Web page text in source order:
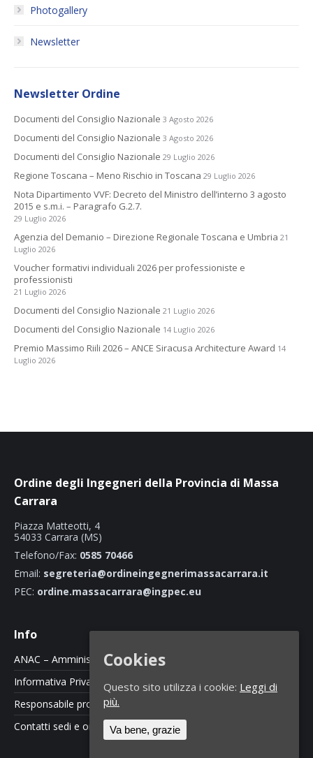
Photogallery
Newsletter
Newsletter Ordine
Documenti del Consiglio Nazionale 3 Agosto 2026
Documenti del Consiglio Nazionale 3 Agosto 2026
Documenti del Consiglio Nazionale 29 Luglio 2026
Regione Toscana – Meno Rischio in Toscana 29 Luglio 2026
Nota Dipartimento VVF: Decreto del Ministro dell’interno 3 agosto
2015 e s.m.i. – Paragrafo G.2.7.
29 Luglio 2026
Agenzia del Demanio – Direzione Regionale Toscana e Umbria 21
Luglio 2026
Voucher formativi individuali 2026 per professioniste e
professionisti
21 Luglio 2026
Documenti del Consiglio Nazionale 21 Luglio 2026
Documenti del Consiglio Nazionale 14 Luglio 2026
Premio Massimo Riili 2026 – ANCE Siracusa Architecture Award 14
Luglio 2026
Ordine degli Ingegneri della Provincia di Massa
Carrara
Piazza Matteotti, 4
54033 Carrara (MS)
Telefono/Fax: 0585 70466
Email: segreteria@ordineingegnerimassacarrara.it
PEC: ordine.massacarrara@ingpec.eu
Info
ANAC – Amministrazione Trasparente
Informativa Privacy e Cookie Policy
Responsabile protezione dati
Contatti sedi e orari
Cookies
Questo sito utilizza i cookie: Leggi di
più.
Va bene, grazie